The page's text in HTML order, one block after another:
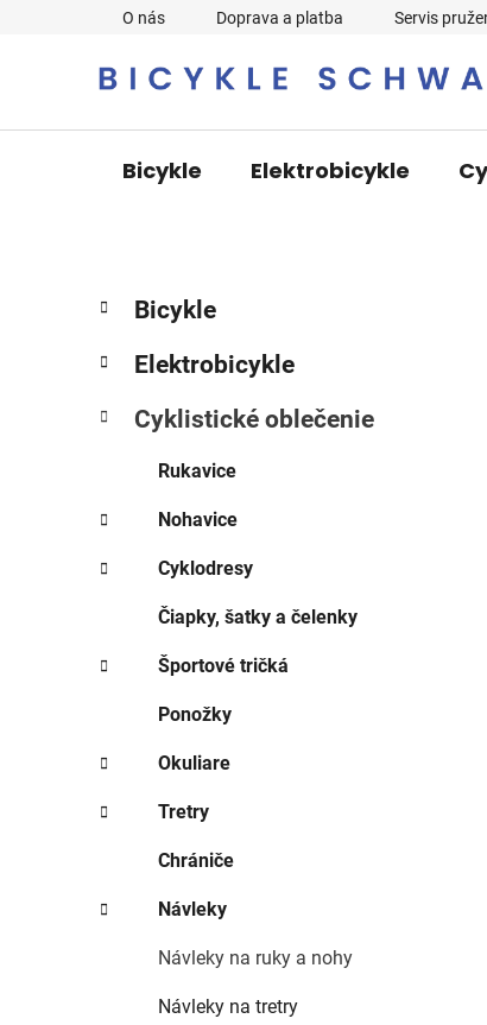
O nás Doprava a platba Servis
Bicykle Elektrobicykle
B
o
č
ý
n
l
kategórie
K
a
e
ó
Bicykle
Elektrobicykle
Cyklistické oblečenie
Rukavice
Nohavice
Cyklodresy
Čiapky, šatky a čelenky
Športové tričká
Ponožky
Okuliare
Tretry
Chrániče
Návleky
Návleky na ruky a nohy
Návleky na tretry